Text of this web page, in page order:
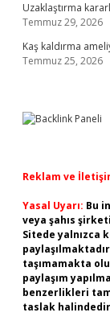
Uzaklaştırma
Temmuz 29, 2026
Kaş kaldırma
Temmuz 25, 2026
Reklam ve
Yasal Uyarı: Bu
veya şahıs
Sitede yalnızca
taşımamakta
paylaşım
benzerlikleri
taslak